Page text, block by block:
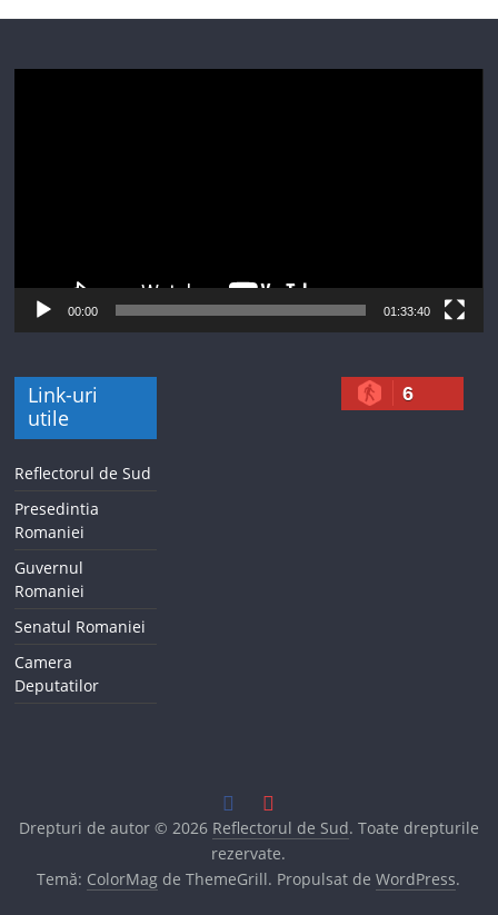
00:00 01:33:40
Link-uri
utile
Reflectorul de Sud
Presedintia
Romaniei
Guvernul
Romaniei
Senatul Romaniei
Camera
Deputatilor
6
Drepturi de autor © 2026 Reflectorul de Sud. Toate drepturile
rezervate.
Temă: ColorMag de ThemeGrill. Propulsat deWordPress.